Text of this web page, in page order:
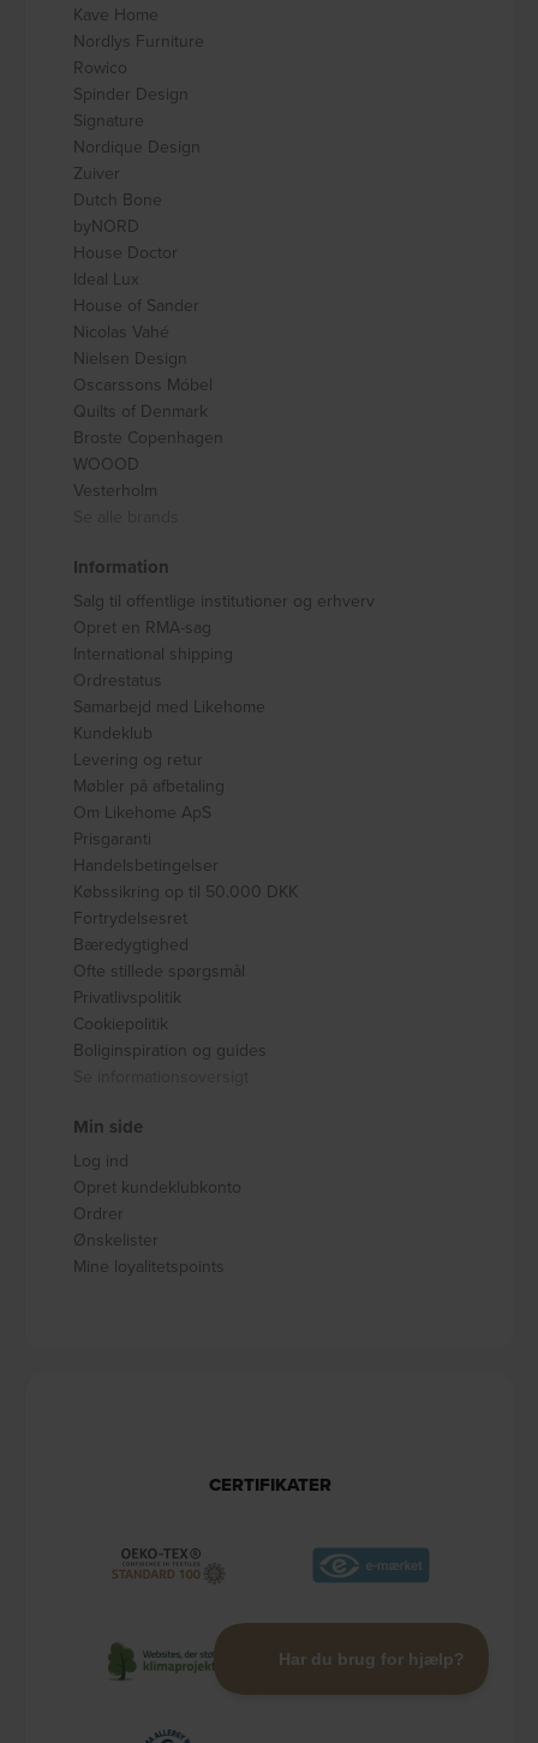
Kave Home
Nordlys Furniture
Rowico
Spinder Design
Signature
Nordique Design
Zuiver
Dutch Bone
byNORD
House Doctor
Ideal Lux
House of Sander
Nicolas Vahé
Nielsen Design
Oscarssons Móbel
Quilts of Denmark
Broste Copenhagen
WOOOD
Vesterholm
Information
Salg til offentlige institutioner og erhverv
Opret en RMA-sag
International shipping
Ordrestatus
Samarbejd med Likehome
Kundeklub
Levering og retur
Møbler på afbetaling
Om Likehome ApS
Prisgaranti
Handelsbetingelser
Købssikring op til 50.000 DKK
Fortrydelsesret
Bæredygtighed
Ofte stillede spørgsmål
Privatlivspolitik
Cookiepolitik
Boliginspiration og guides
Min side
Log ind
Opret kundeklubkonto
Ordrer
Ønskelister
Mine loyalitetspoints
CERTIFIKATER